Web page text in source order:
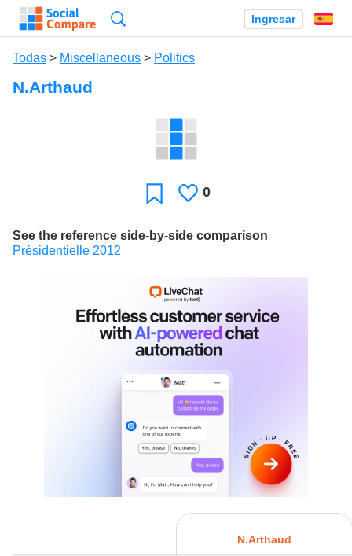
Ingresar
Todas > Miscellaneous > Politics
N.Arthaud
Favoritos
Le
0
See the reference side-by-side comparison
Présidentielle 2012
N.Arthaud